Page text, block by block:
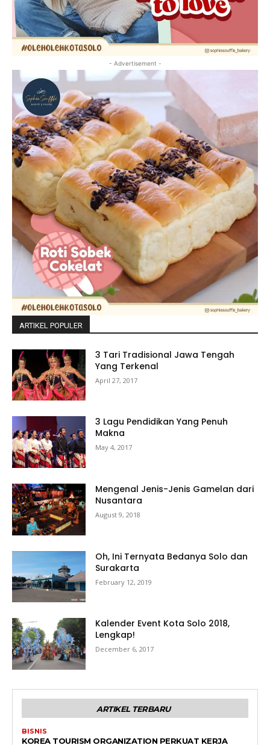
- Advertisement -
ARTIKEL POPULER
3 Tari Tradisional Jawa Tengah
Yang Terkenal
April 27, 2017
3 Lagu Pendidikan Yang Penuh
Makna
May 4, 2017
Mengenal Jenis-Jenis Gamelan dari
Nusantara
August 9, 2018
Oh, Ini Ternyata Bedanya Solo dan
Surakarta
February 12, 2019
Kalender Event Kota Solo 2018,
Lengkap!
December 6, 2017
ARTIKEL TERBARU
BISNIS
KOREA TOURISM ORGANIZATION PERKUAT KERJA